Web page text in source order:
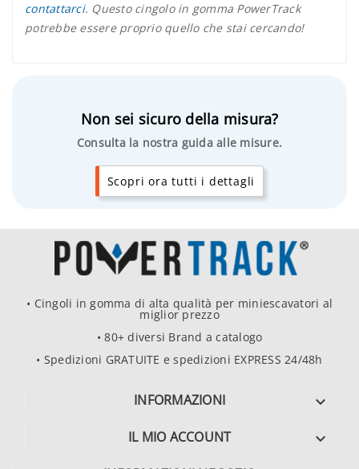
contattarci. Questo cingolo in gomma PowerTrack
potrebbe essere proprio quello che stai cercando!
Non sei sicuro della misura?
Consulta la nostra guida alle misure.
Scopri ora tutti i dettagli
• Cingoli in gomma di alta qualità per miniescavatori al
miglior prezzo
• 80+ diversi Brand a catalogo
• Spedizioni GRATUITE e spedizioni EXPRESS 24/48h
INFORMAZIONI 
IL MIO ACCOUNT 